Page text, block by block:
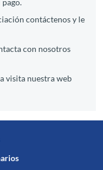
contáctenos y le
con nosotros
visita nuestra web